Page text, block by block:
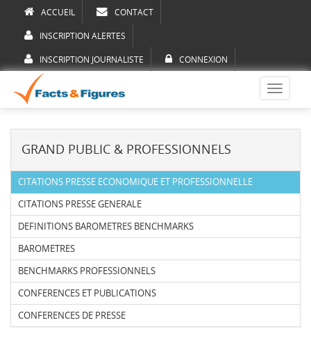
ACCUEIL CONTACT
INSCRIPTION ALERTES
INSCRIPTION JOURNALISTE CONNEXION
Toggle
GRAND PUBLIC & PROFESSIONNELS
CITATIONS PRESSE ECONOMIQUE ET PROFESSIONNELLE
CITATIONS PRESSE GENERALE
DEFINITIONS BAROMETRES BENCHMARKS
BAROMETRES
BENCHMARKS PROFESSIONNELS
CONFERENCES ET PUBLICATIONS
CONFERENCES DE PRESSE